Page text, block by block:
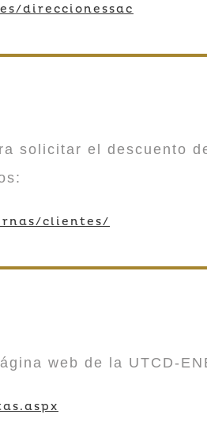
direccionessac
solicitar el descuento
clientes/
web de la UTCD-